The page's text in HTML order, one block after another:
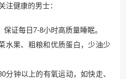
注健康的男士：
证每日7-8小时高质量睡眠。
水果、粗粮和优质蛋白，少油少
分钟以上的有氧运动，如快走、